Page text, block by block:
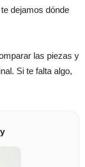
dejamos dónde
las piezas y
Si te falta algo,